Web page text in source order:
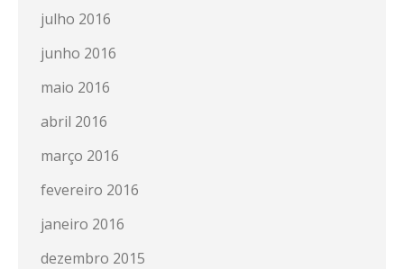
julho 2016
junho 2016
maio 2016
abril 2016
março 2016
fevereiro 2016
janeiro 2016
dezembro 2015